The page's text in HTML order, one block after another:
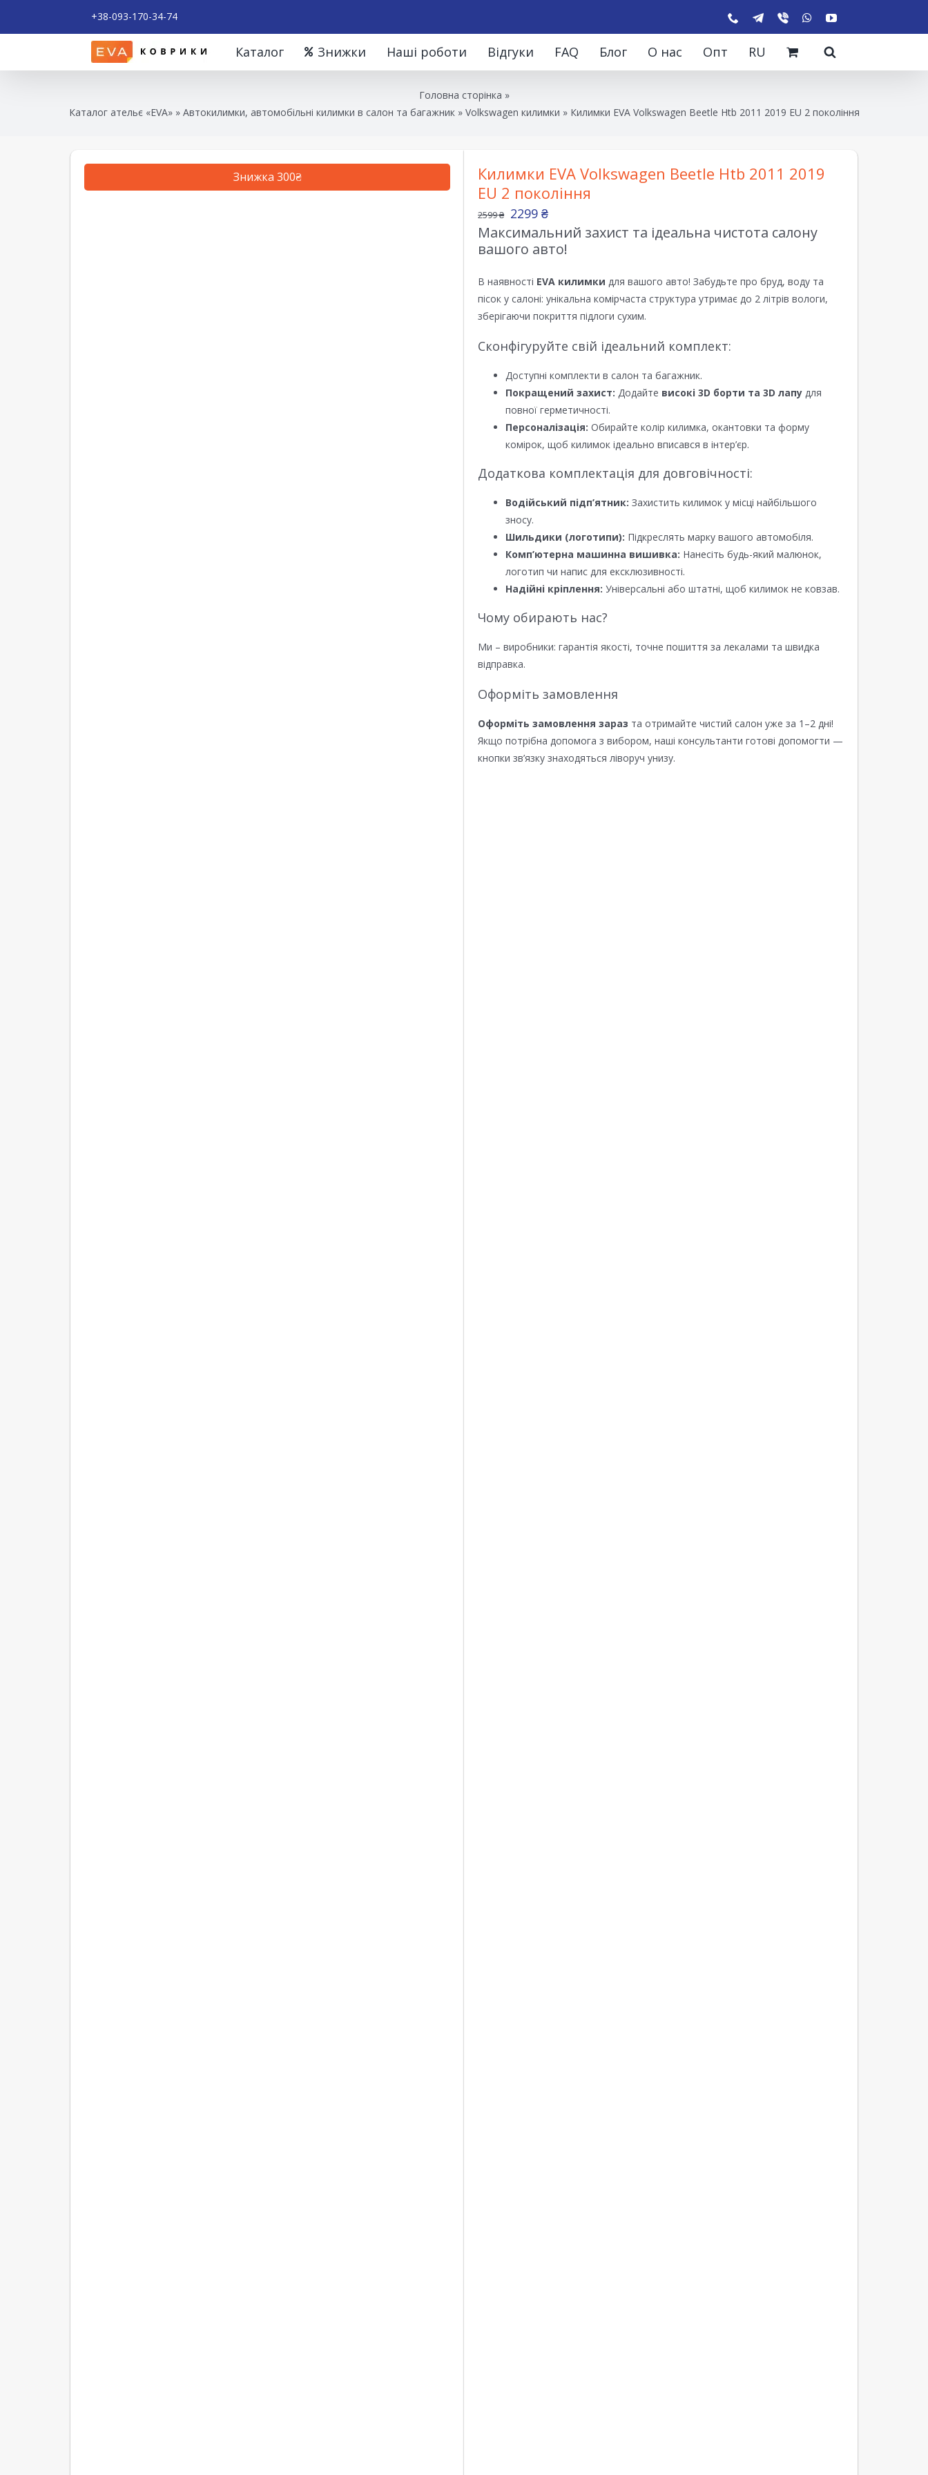
+38-093-170-34-74
Каталог Знижки Наші роботи Відгуки FAQ Блог О нас Опт RU
Головна сторінка »
Каталог ательє «EVA»» Автокилимки, автомобільні килимки в салон та багажник » Volkswagen килимки » Килимки EVA Volkswagen Beetle Htb 2011 2019 EU 2 покоління
Знижка 300₴
Килимки EVA Volkswagen Beetle Htb 2011 2019
EU 2 покоління
2599₴ 2299 ₴
Максимальний захист та ідеальна чистота салону
вашого авто!
В наявності EVA килимки для вашого авто! Забудьте про бруд, воду та
пісок у салоні: унікальна комірчаста структура утримає до 2 літрів вологи,
зберігаючи покриття підлоги сухим.
Сконфігуруйте свій ідеальний комплект:
Доступні комплекти в салон та багажник.
Покращений захист: Додайте високі 3D борти та 3D лапу для
повної герметичності.
Персоналізація: Обирайте колір килимка, окантовки та форму
комірок, щоб килимок ідеально вписався в інтер’єр.
Додаткова комплектація для довговічності:
Водійський підп’ятник: Захистить килимок у місці найбільшого
зносу.
Шильдики (логотипи): Підкреслять марку вашого автомобіля.
Комп’ютерна машинна вишивка: Нанесіть будь-який малюнок,
логотип чи напис для ексклюзивності.
Надійні кріплення: Універсальні або штатні, щоб килимок не ковзав.
Чому обирають нас?
Ми – виробники: гарантія якості, точне пошиття за лекалами та швидка
відправка.
Оформіть замовлення
Оформіть замовлення зараз та отримайте чистий салон уже за 1–2 дні!
Якщо потрібна допомога з вибором, наші консультанти готові допомогти —
кнопки зв’язку знаходяться ліворуч унизу.